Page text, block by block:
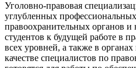
Уголовно-правовая
углубленных
правоохранительных органов и
студентов к будущей работе в
всех уровней, а также в органах
качестве специалистов по